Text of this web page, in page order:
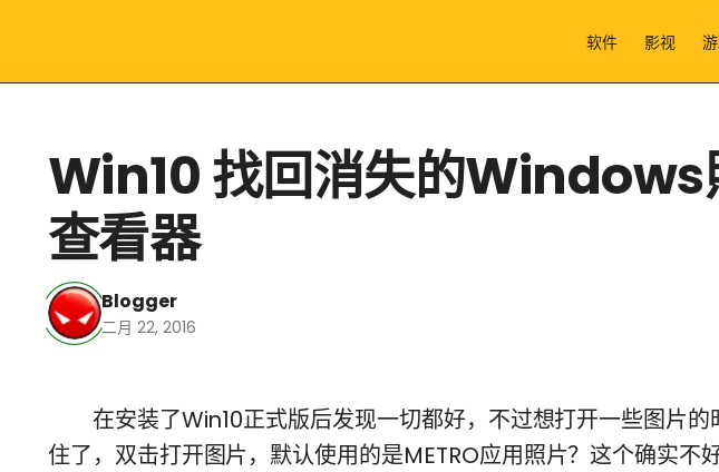
软件 影视
Win10 找回消失的Windows
查看器
Blogger
二月 22, 2016
在安装了Win10正式版后发现一切都好，不过想打开一些图片的
住了，双击打开图片，默认使用的是METRO应用照片？这个确实不